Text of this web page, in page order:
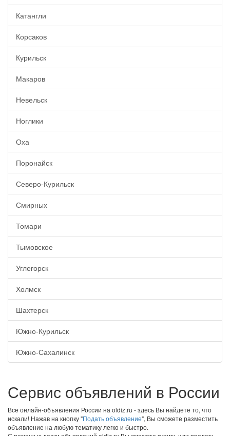
Катангли
Корсаков
Курильск
Макаров
Невельск
Ноглики
Оха
Поронайск
Северо-Курильск
Смирных
Томари
Тымовское
Углегорск
Холмск
Шахтерск
Южно-Курильск
Южно-Сахалинск
Сервис объявлений в России
Все онлайн-объявления России на oldiz.ru - здесь Вы найдете то, что
искали! Нажав на кнопку "Подать объявление", Вы сможете разместить
объявление на любую тематику легко и быстро.